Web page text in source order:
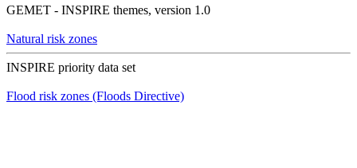
GEMET - INSPIRE themes, version 1.0
Natural risk zones
INSPIRE priority data set
Flood risk zones (Floods Directive)